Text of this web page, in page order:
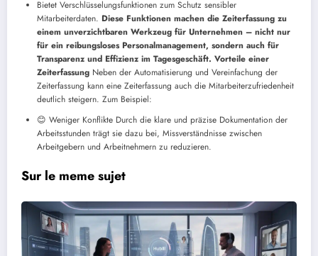
Bietet Verschlüsselungsfunktionen zum Schutz sensibler
Mitarbeiterdaten. Diese Funktionen machen die Zeiterfassung zu
einem unverzichtbaren Werkzeug für Unternehmen – nicht nur
für ein reibungsloses Personalmanagement, sondern auch für
Transparenz und Effizienz im Tagesgeschäft. Vorteile einer
Zeiterfassung Neben der Automatisierung und Vereinfachung der
Zeiterfassung kann eine Zeiterfassung auch die Mitarbeiterzufriedenheit
deutlich steigern. Zum Beispiel:
😊 Weniger Konflikte Durch die klare und präzise Dokumentation der
Arbeitsstunden trägt sie dazu bei, Missverständnisse zwischen
Arbeitgebern und Arbeitnehmern zu reduzieren.
Sur le meme sujet